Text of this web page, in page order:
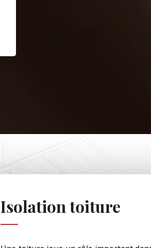
Isolation toiture